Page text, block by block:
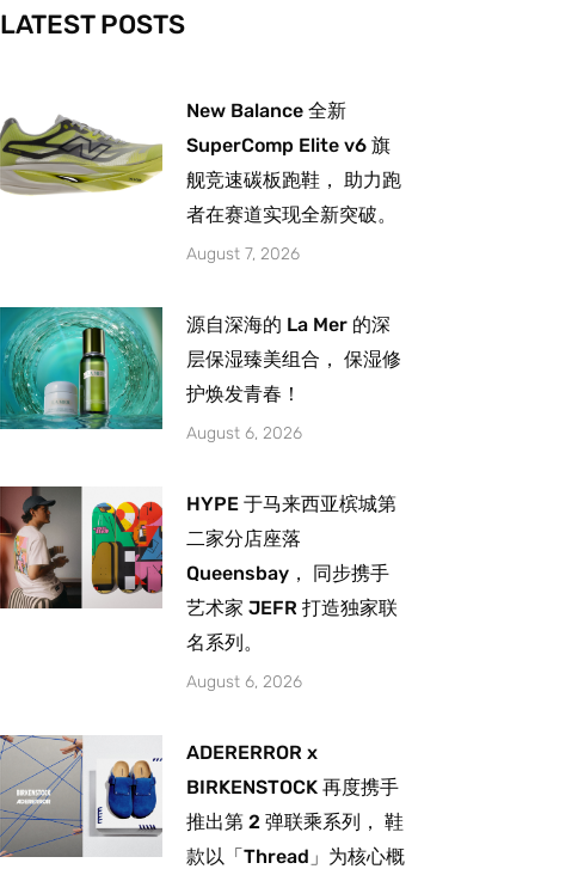
-
f
m
LATEST POSTS
New Balance 全新
SuperComp Elite v6 旗
舰竞速碳板跑鞋， 助力跑
者在赛道实现全新突破。
August 7, 2026
源自深海的 La Mer 的深
层保湿臻美组合， 保湿修
护焕发青春！
August 6, 2026
HYPE 于马来西亚槟城第
二家分店座落
Queensbay， 同步携手
艺术家 JEFR 打造独家联
名系列。
August 6, 2026
ADERERROR x
BIRKENSTOCK 再度携手
推出第 2 弹联乘系列， 鞋
款以「Thread」为核心概